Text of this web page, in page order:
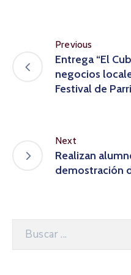
Previous
Entrega “El
negocios
Festival de
Next
Realizan
demostración